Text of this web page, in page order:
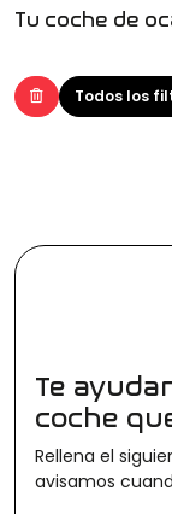
Tu coche de
Todos los
(Elige uno o
Cuota
Te
coche
Rellena el
avisamos